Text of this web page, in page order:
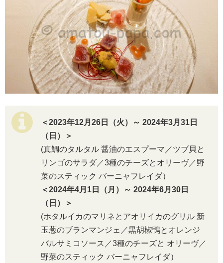
＜2023年12月26日（火）～ 2024年3月31日
（日）＞
(真鯛のタルタル 醤油のエスプーマ／ツブ貝と
リンゴのサラダ／3種のチーズとオリーヴ／野
菜のスティック バーニャフレイダ）
＜2024年4月1日（月）～ 2024年6月30日
（日）＞
(ホタルイカのマリネとアオリイカのグリル 新
玉葱のブランマンジェ／黒胡椒鴨とオレンジ
バルサミコソース／3種のチーズと オリーヴ／
野菜のスティック バーニャフレイダ）